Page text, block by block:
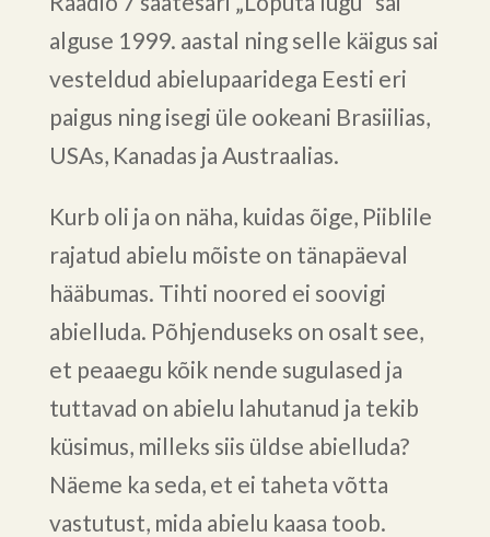
alguse 1999. aastal ning selle käigus sai
vesteldud abielupaaridega Eesti eri
paigus ning isegi üle ookeani Brasiilias,
USAs, Kanadas ja Austraalias.
Kurb oli ja on näha, kuidas õige, Piiblile
rajatud abielu mõiste on tänapäeval
hääbumas. Tihti noored ei soovigi
abielluda. Põhjenduseks on osalt see,
et peaaegu kõik nende sugulased ja
tuttavad on abielu lahutanud ja tekib
küsimus, milleks siis üldse abielluda?
Näeme ka seda, et ei taheta võtta
vastutust, mida abielu kaasa toob.